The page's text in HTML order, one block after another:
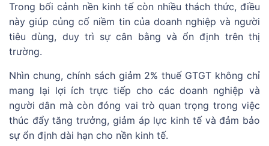
Trong bối cảnh nền kinh tế còn nhiều thách thức, điều
này giúp củng cố niềm tin của doanh nghiệp và người
tiêu dùng, duy trì sự cân bằng và ổn định trên thị
trường.
Nhìn chung, chính sách giảm 2% thuế GTGT không chỉ
mang lại lợi ích trực tiếp cho các doanh nghiệp và
người dân mà còn đóng vai trò quan trọng trong việc
thúc đẩy tăng trưởng, giảm áp lực kinh tế và đảm bảo
sự ổn định dài hạn cho nền kinh tế.